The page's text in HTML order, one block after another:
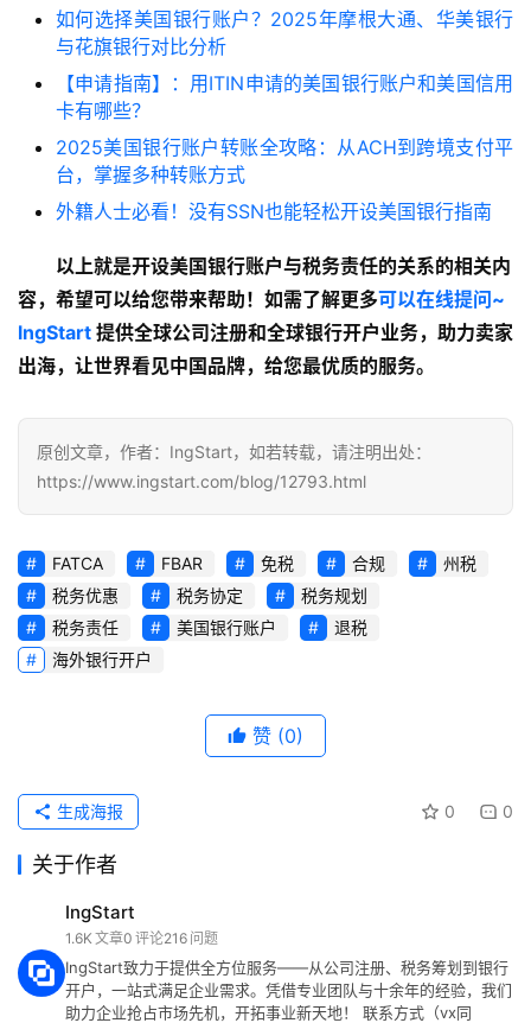
如何选择美国银行账户？2025年摩根大通、华美银行
与花旗银行对比分析
【申请指南】：用ITIN申请的美国银行账户和美国信用
卡有哪些？
2025美国银行账户转账全攻略：从ACH到跨境支付平
台，掌握多种转账方式
外籍人士必看！没有SSN也能轻松开设美国银行指南
以上就是开设美国银行账户与税务责任的关系的相关内
容，希望可以给您带来帮助！如需了解更多可以在线提问~
lngStart 提供全球公司注册和全球银行开户业务，助力卖家
出海，让世界看见中国品牌，给您最优质的服务。
原创文章，作者：IngStart，如若转载，请注明出处：
https://www.ingstart.com/blog/12793.html
FATCA FBAR 免税 合规
州税
税务优惠
税务协定
税务规划
税务责任
美国银行账户
退税
海外银行开户
赞 (0)
0 0
生成海报
关于作者
IngStart
1.6K 文章0 评论216 问题
IngStart致力于提供全方位服务——从公司注册、税务筹划到银行
开户，一站式满足企业需求。凭借专业团队与十余年的经验，我们
助力企业抢占市场先机，开拓事业新天地！ 联系方式（vx同